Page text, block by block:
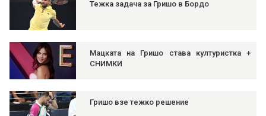
Тежка задача за Гришо в Бордо
Мацката на Гришо става културистка +
СНИМКИ
Гришо взе тежко решение